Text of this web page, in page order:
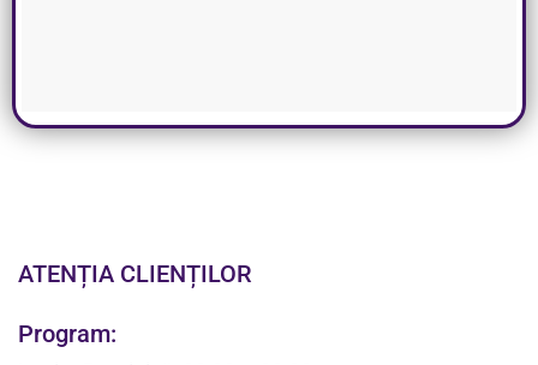
ATENȚIA CLIENȚILOR
Program: